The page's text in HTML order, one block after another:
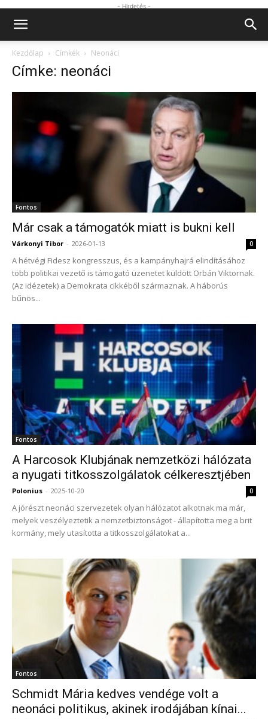
- Hirdetés -
Kezdőlap Címkék Neonáci
Címke: neonáci
Fontos
Már csak a támogatók miatt is bukni kell
Várkonyi Tibor - 2026-01-13 0
A hétvégi Fidesz kongresszus, és a kampányhajrá elindításához
több politikai vezető is támogató üzenetet küldött Orbán Viktornak.
(Az idézetek) a Demokrata cikkéből származnak. A háborús
bűnös...
Fontos
A Harcosok Klubjának nemzetközi hálózata
a nyugati titkosszolgálatok célkeresztjében
Polonius - 2025-10-20 0
A jórészt neonáci szervezetek olyan hálózatot alkotnak ma már,
melyek veszélyeztetik a nemzetbiztonságot - állapította meg a brit
kormány, mely utasította a titkosszolgálatokat a...
Fontos
Schmidt Mária kedves vendége volt a
neonáci politikus, akinek irodájában kínai...